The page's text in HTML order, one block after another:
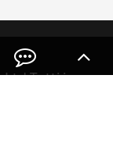
Ltd.Tutti i